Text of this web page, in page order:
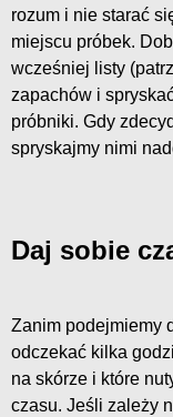
rozum i nie starać
miejscu próbek.
wcześniej listy
zapachów i
próbniki. Gdy
spryskajmy nimi
Daj sobie
Zanim podejmiemy
odczekać kilka
na skórze i które
czasu. Jeśli zależy